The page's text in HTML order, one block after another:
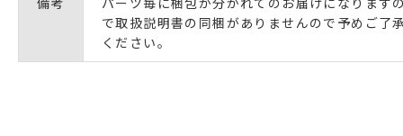
で取扱説明書の同梱がありませんので予めご了
ください。